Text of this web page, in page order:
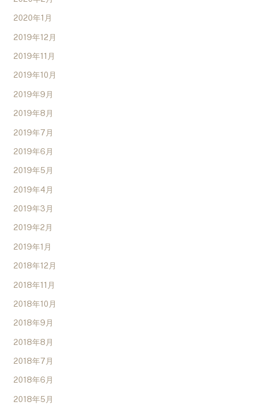
2020年1月
2019年12月
2019年11月
2019年10月
2019年9月
2019年8月
2019年7月
2019年6月
2019年5月
2019年4月
2019年3月
2019年2月
2019年1月
2018年12月
2018年11月
2018年10月
2018年9月
2018年8月
2018年7月
2018年6月
2018年5月